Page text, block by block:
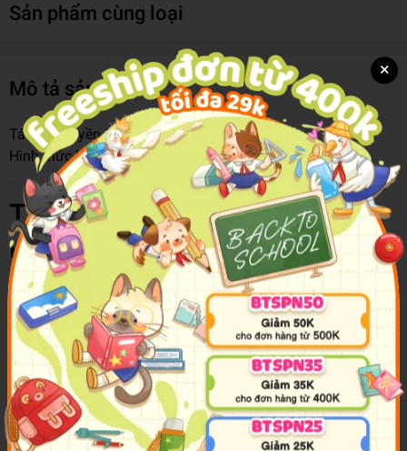
Sản phẩm cùng loại
Mô tả sản phẩm
Tác giả:Huyền Linh
Hình thức bìa:Bìa Mềm
Thông tin chi tiết
Mã hàng
8935230000679
Tên Nhà Cung Cấp
Cty Văn Hóa & Truyền Thông Trí Việt.
Tác giả
Huyền Linh
NXB
Văn Học
Năm XB
2025
Trọng lượng (gr)
100
Kích Thước Bao Bì 26 x 19 x 0.2 cm
Số trang
16
Hình thức
Bìa Mềm
×